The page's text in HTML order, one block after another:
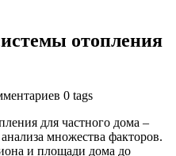
отопления
0 tags
для частного дома –
множества факторов.
и площади дома до